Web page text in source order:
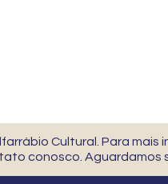
Cultural. Para
conosco. Aguardamos